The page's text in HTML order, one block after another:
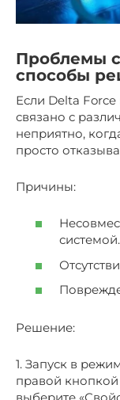
Проблемы
способы
Если Delta Force
связано с
неприятно,
просто
Причины:
системой.
Решение:
1. Запуск в
правой